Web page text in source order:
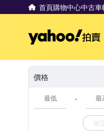
首頁購物中心中古車
價格
-
確定